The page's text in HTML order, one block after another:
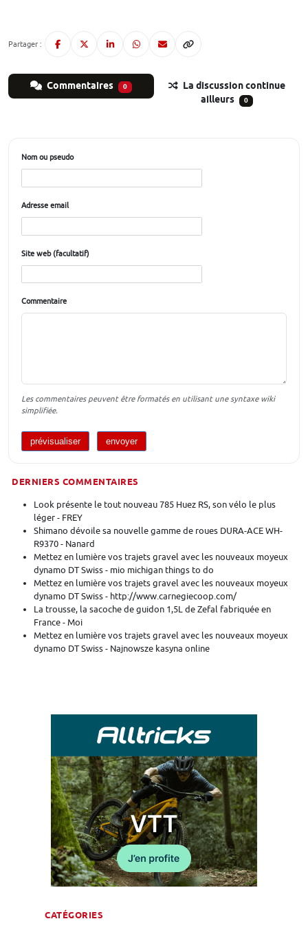
Partager :
Commentaires 0
La discussion continue
ailleurs
0
Nom ou pseudo
Adresse email
Site web (facultatif)
Commentaire
Les commentaires peuvent être formatés en utilisant une syntaxe wiki
simplifiée.
DERNIERS COMMENTAIRES
Look présente le tout nouveau 785 Huez RS, son vélo le plus
léger - FREY
Shimano dévoile sa nouvelle gamme de roues DURA-ACE WH-
R9370 - Nanard
Mettez en lumière vos trajets gravel avec les nouveaux moyeux
dynamo DT Swiss - mio michigan things to do
Mettez en lumière vos trajets gravel avec les nouveaux moyeux
dynamo DT Swiss - http://www.carnegiecoop.com/
La trousse, la sacoche de guidon 1,5L de Zefal fabriquée en
France - Moi
Mettez en lumière vos trajets gravel avec les nouveaux moyeux
dynamo DT Swiss - Najnowsze kasyna online
CATÉGORIES